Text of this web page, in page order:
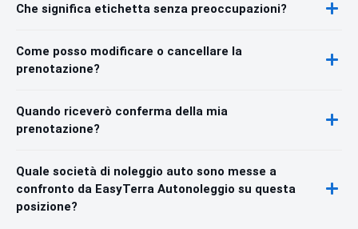
Che significa etichetta senza preoccupazioni?
Come posso modificare o cancellare la
prenotazione?
Quando riceverò conferma della mia
prenotazione?
Quale società di noleggio auto sono messe a
confronto da EasyTerra Autonoleggio su questa
posizione?